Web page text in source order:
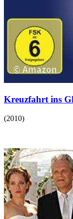
Kreuzfahrt ins
(2010)